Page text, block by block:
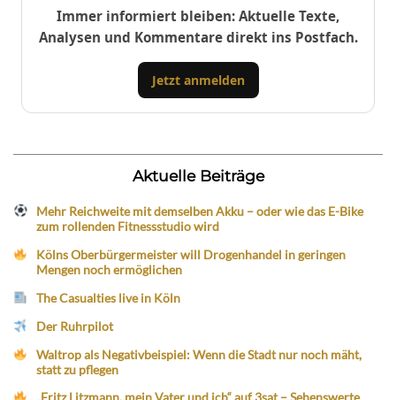
Immer informiert bleiben: Aktuelle Texte,
Analysen und Kommentare direkt ins Postfach.
Jetzt anmelden
Aktuelle Beiträge
Mehr Reichweite mit demselben Akku – oder wie das E-Bike
zum rollenden Fitnessstudio wird
Kölns Oberbürgermeister will Drogenhandel in geringen
Mengen noch ermöglichen
The Casualties live in Köln
Der Ruhrpilot
Waltrop als Negativbeispiel: Wenn die Stadt nur noch mäht,
statt zu pflegen